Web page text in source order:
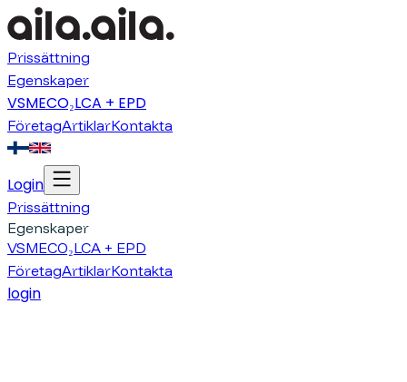
Prissättning
Egenskaper
VSMECO₂LCA + EPD
FöretagArtiklarKontakta
Login
Prissättning
Egenskaper
VSMECO₂LCA + EPD
FöretagArtiklarKontakta
login